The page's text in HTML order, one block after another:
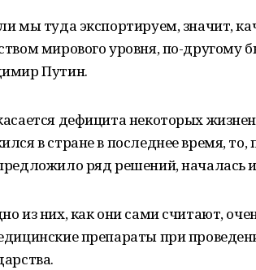
мы туда экспортируем, значит,
мирового уровня, по-другому
Путин.
дефицита некоторых
в стране в последнее время,
ряд решений, началась
из них, как они сами считают,
препараты при